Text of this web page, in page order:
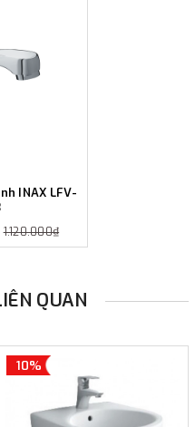
INAX LFV-
1.120.000₫
QUAN
10%